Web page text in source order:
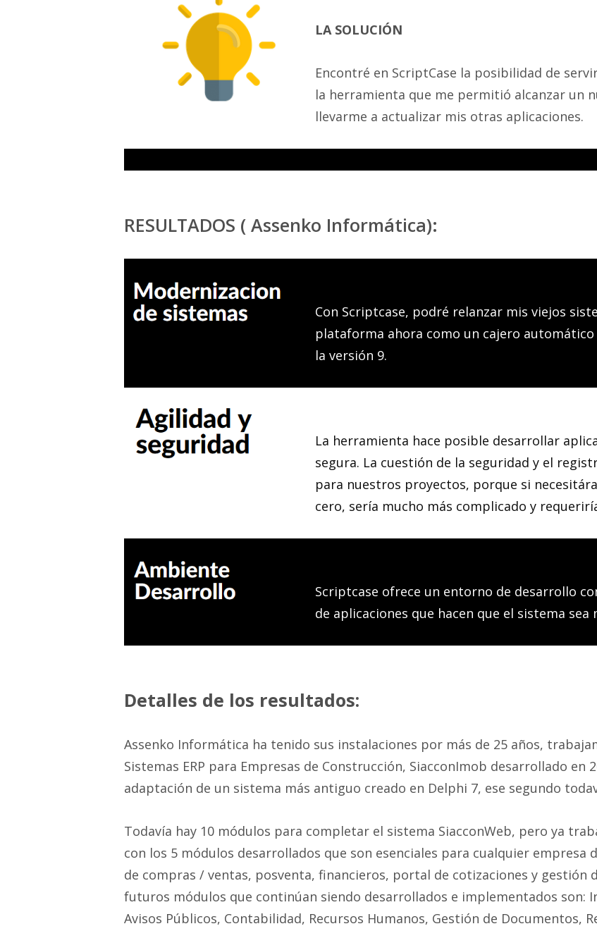
LA SOLUCIÓN
Encontré en ScriptCase la posibilidad de
la herramienta que me permitió alcanzar un
llevarme a actualizar mis otras aplicaciones.
RESULTADOS ( Assenko Informática):
Con Scriptcase, podré relanzar mis viejos
plataforma ahora como un cajero automático
la versión 9.
La herramienta hace posible desarrollar
segura. La cuestión de la seguridad y el
para nuestros proyectos, porque si
cero, sería mucho más complicado y
Scriptcase ofrece un entorno de desarrollo
de aplicaciones que hacen que el sistema
Detalles de los resultados:
Assenko Informática ha tenido sus instalaciones por más de 25 años,
Sistemas ERP para Empresas de Construcción, SiacconImob desarrollado en
adaptación de un sistema más antiguo creado en Delphi 7, ese segundo
Todavía hay 10 módulos para completar el sistema SiacconWeb, pero ya
con los 5 módulos desarrollados que son esenciales para cualquier empresa
de compras / ventas, posventa, financieros, portal de cotizaciones y gestión
futuros módulos que continúan siendo desarrollados e implementados son:
Avisos Públicos, Contabilidad, Recursos Humanos, Gestión de Documentos,